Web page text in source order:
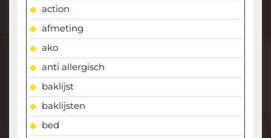
action
afmeting
ako
anti allergisch
baklijst
baklijsten
bed